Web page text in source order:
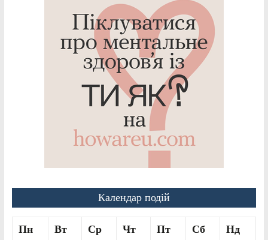
Календар подій
Пн Вт Ср Чт Пт Сб Нд